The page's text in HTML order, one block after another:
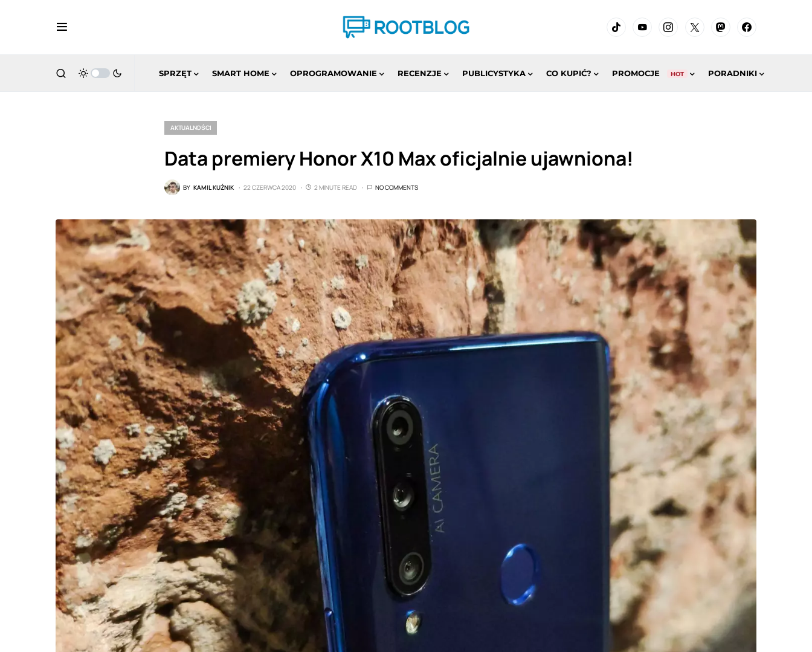
SPRZĘT SMART HOME OPROGRAMOWANIE RECENZJE PUBLICYSTYKA CO KUPIĆ? PROMOCJE HOT PORADNIKI
AKTUALNOŚCI
Data premiery Honor X10 Max oficjalnie ujawniona!
BY KAMIL KUŹNIK 22 CZERWCA 2020 2 MINUTE READ NO COMMENTS